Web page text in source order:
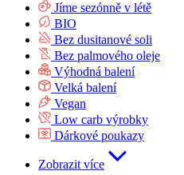
Jíme sezónně v létě
BIO
Bez dusitanové soli
Bez palmového oleje
Výhodná balení
Velká balení
Vegan
Low carb výrobky
Dárkové poukazy
Zobrazit více